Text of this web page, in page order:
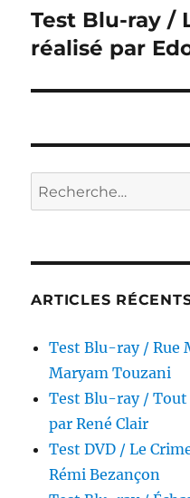
Publication
suivante :
Test Blu-ray /
réalisé par
Recherche
pour :
ARTICLES
Test Blu-ray / Rue
Maryam Touzani
Test Blu-ray / Tout
par René Clair
Test DVD / Le
Rémi Bezançon